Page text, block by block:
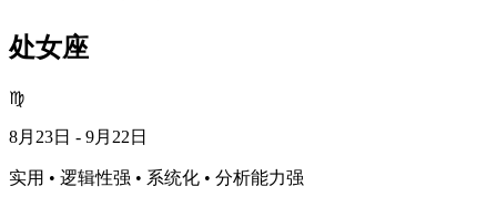
处女座
♍
8月23日 - 9月22日
实用 • 逻辑性强 • 系统化 • 分析能力强